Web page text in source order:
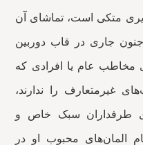
متکی است، تماشای آن
جنون جاری در قاب دوربین
مخاطب عام یا افرادی که
غیرمتعارف را ندارند،
طرفداران سبک خاص و
المان‌های محبوب او در